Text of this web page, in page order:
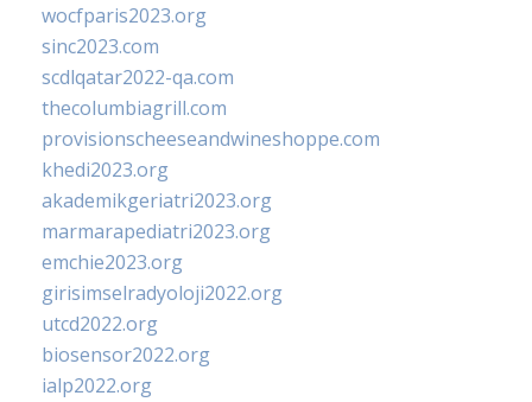
wocfparis2023.org
sinc2023.com
scdlqatar2022-qa.com
thecolumbiagrill.com
provisionscheeseandwineshoppe.com
khedi2023.org
akademikgeriatri2023.org
marmarapediatri2023.org
emchie2023.org
girisimselradyoloji2022.org
utcd2022.org
biosensor2022.org
ialp2022.org